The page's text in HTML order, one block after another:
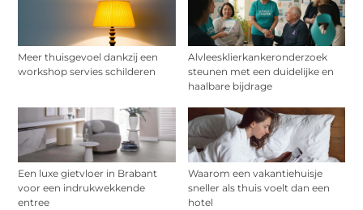
Meer thuisgevoel dankzij een
workshop servies schilderen
Alvleesklierkankeronderzoek
steunen met een duidelijke en
haalbare bijdrage
Een luxe gietvloer in Brabant
voor een indrukwekkende
entree
Waarom een vakantiehuisje
sneller als thuis voelt dan een
hotel